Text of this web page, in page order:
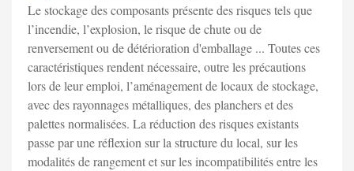
Le stockage des composants présente des risques tels que
l’incendie, l’explosion, le risque de chute ou de
renversement ou de détérioration d'emballage ... Toutes ces
caractéristiques rendent nécessaire, outre les précautions
lors de leur emploi, l’aménagement de locaux de stockage,
avec des rayonnages métalliques, des planchers et des
palettes normalisées. La réduction des risques existants
passe par une réflexion sur la structure du local, sur les
modalités de rangement et sur les incompatibilités entre les